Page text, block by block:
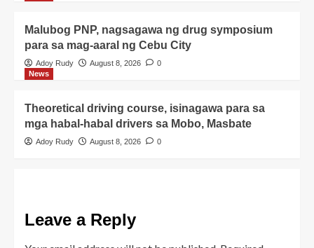
Malubog PNP, nagsagawa ng drug symposium
para sa mag-aaral ng Cebu City
Adoy Rudy August 8, 2026
0
News
Theoretical driving course, isinagawa para sa
mga habal-habal drivers sa Mobo, Masbate
Adoy Rudy August 8, 2026 0
Leave a Reply